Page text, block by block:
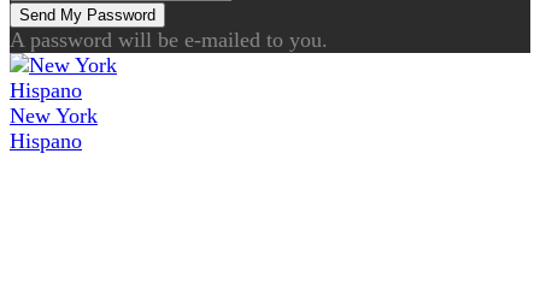
A password will be e-mailed to you.
New York
Hispano